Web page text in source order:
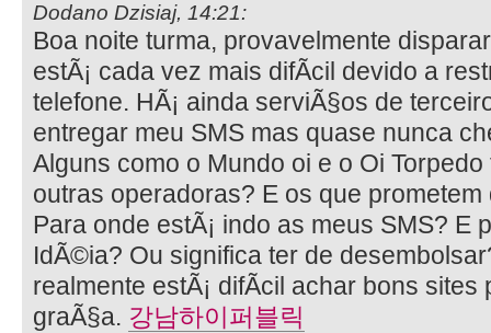
Dodano Dzisiaj, 14:21:
Boa noite turma, provavelmente
estÃ¡ cada vez mais difÃ­cil devido a
telefone. HÃ¡ ainda serviÃ§os de
entregar meu SMS mas quase nunca
Alguns como o Mundo oi e o Oi
outras operadoras? E os que
Para onde estÃ¡ indo as meus SMS? E
IdÃ©ia? Ou significa ter de
realmente estÃ¡ difÃ­cil achar bons sites
graÃ§a. 강남하이퍼블릭